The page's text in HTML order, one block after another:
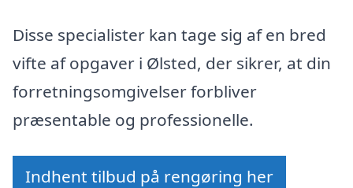
Disse specialister kan tage sig af en bred
vifte af opgaver i Ølsted, der sikrer, at din
forretningsomgivelser forbliver
præsentable og professionelle.
Indhent tilbud på rengøring her